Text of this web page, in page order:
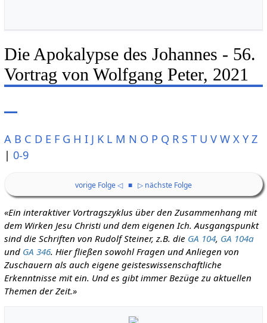
Die Apokalypse des Johannes - 56.
Vortrag von Wolfgang Peter, 2021
A B C D E F G H I J K L M N O P Q R S T U V W X Y Z
| 0-9
vorige Folge ◁ ■ ▷ nächste Folge
«Ein interaktiver Vortragszyklus über den Zusammenhang mit
dem Wirken Jesu Christi und dem eigenen Ich. Ausgangspunkt
sind die Schriften von Rudolf Steiner, z.B. die GA 104, GA 104a
und GA 346. Hier fließen sowohl Fragen und Anliegen von
Zuschauern als auch eigene geisteswissenschaftliche
Erkenntnisse mit ein. Und es gibt immer Bezüge zu aktuellen
Themen der Zeit.»